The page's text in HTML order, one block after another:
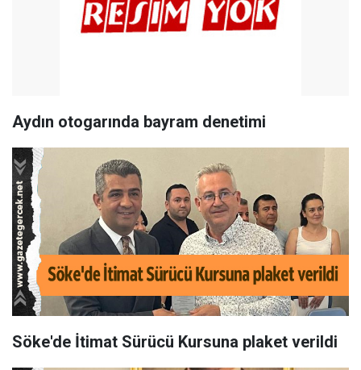
Aydın otogarında bayram denetimi
Söke'de İtimat Sürücü Kursuna plaket verildi